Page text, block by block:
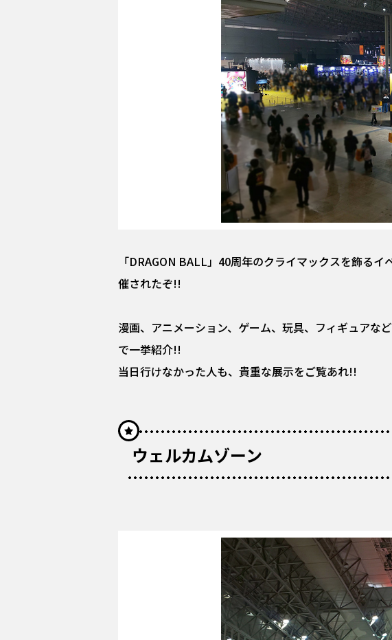
「DRAGON BALL」40周年のクライマックスを飾る
催されたぞ!!
漫画、アニメーション、ゲーム、玩具、フィギュアな
で一挙紹介!!
当日行けなかった人も、貴重な展示をご覧あれ!!
ウェルカムゾーン